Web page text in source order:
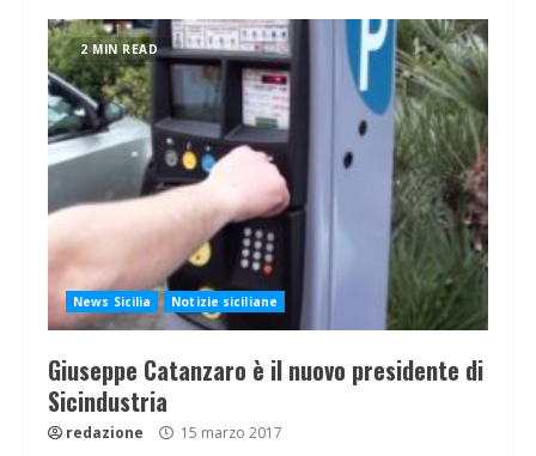
2 MIN READ
News Sicilia Notizie siciliane
Giuseppe Catanzaro è il nuovo presidente di
Sicindustria
redazione 15 marzo 2017